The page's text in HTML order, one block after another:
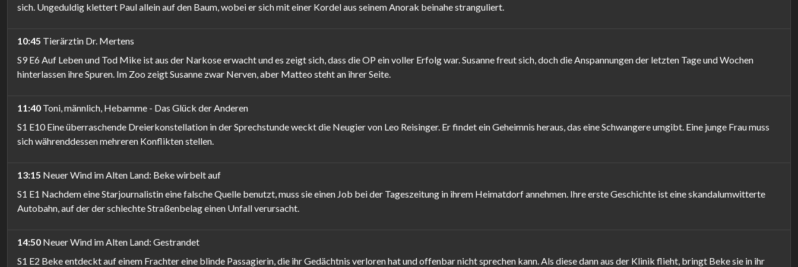
sich. Ungeduldig klettert Paul allein auf den Baum, wobei er sich mit einer Kordel aus seinem Anorak beinahe stranguliert.
10:45 Tierärztin Dr. Mertens
S9 E6 Auf Leben und Tod Mike ist aus der Narkose erwacht und es zeigt sich, dass die OP ein voller Erfolg war. Susanne freut sich, doch die Anspannungen der letzten Tage und Wochen
hinterlassen ihre Spuren. Im Zoo zeigt Susanne zwar Nerven, aber Matteo steht an ihrer Seite.
11:40 Toni, männlich, Hebamme - Das Glück der Anderen
S1 E10 Eine überraschende Dreierkonstellation in der Sprechstunde weckt die Neugier von Leo Reisinger. Er findet ein Geheimnis heraus, das eine Schwangere umgibt. Eine junge Frau muss
sich währenddessen mehreren Konflikten stellen.
13:15 Neuer Wind im Alten Land: Beke wirbelt auf
S1 E1 Nachdem eine Starjournalistin eine falsche Quelle benutzt, muss sie einen Job bei der Tageszeitung in ihrem Heimatdorf annehmen. Ihre erste Geschichte ist eine skandalumwitterte
Autobahn, auf der der schlechte Straßenbelag einen Unfall verursacht.
14:50 Neuer Wind im Alten Land: Gestrandet
S1 E2 Beke entdeckt auf einem Frachter eine blinde Passagierin, die ihr Gedächtnis verloren hat und offenbar nicht sprechen kann. Als diese dann aus der Klinik flieht, bringt Beke sie in ihr